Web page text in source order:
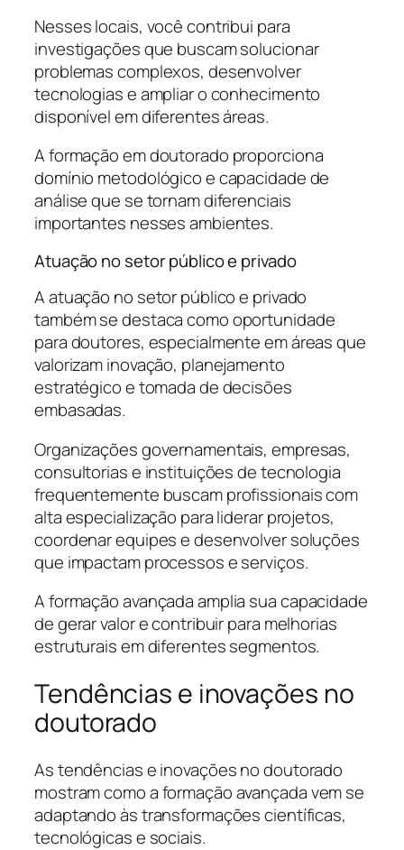
Nesses locais, você contribui para
investigações que buscam solucionar
problemas complexos, desenvolver
tecnologias e ampliar o conhecimento
disponível em diferentes áreas.
A formação em doutorado proporciona
domínio metodológico e capacidade de
análise que se tornam diferenciais
importantes nesses ambientes.
Atuação no setor público e privado
A atuação no setor público e privado
também se destaca como oportunidade
para doutores, especialmente em áreas que
valorizam inovação, planejamento
estratégico e tomada de decisões
embasadas.
Organizações governamentais, empresas,
consultorias e instituições de tecnologia
frequentemente buscam profissionais com
alta especialização para liderar projetos,
coordenar equipes e desenvolver soluções
que impactam processos e serviços.
A formação avançada amplia sua capacidade
de gerar valor e contribuir para melhorias
estruturais em diferentes segmentos.
Tendências e inovações no
doutorado
As tendências e inovações no doutorado
mostram como a formação avançada vem se
adaptando às transformações científicas,
tecnológicas e sociais.